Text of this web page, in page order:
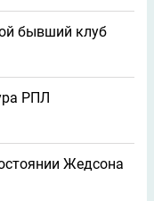
бывший клуб
РПЛ
Жедсона